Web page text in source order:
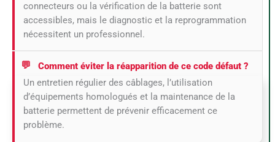
connecteurs ou la vérification de la batterie sont
accessibles, mais le diagnostic et la reprogrammation
nécessitent un professionnel.
Comment éviter la réapparition de ce code défaut ?
Un entretien régulier des câblages, l’utilisation
d’équipements homologués et la maintenance de la
batterie permettent de prévenir efficacement ce
problème.